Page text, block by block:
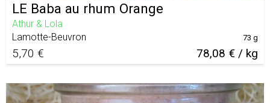
LE Baba au rhum Orange
Athur & Lola
Lamotte-Beuvron
5,70 € 78,08 € / kg
73 g